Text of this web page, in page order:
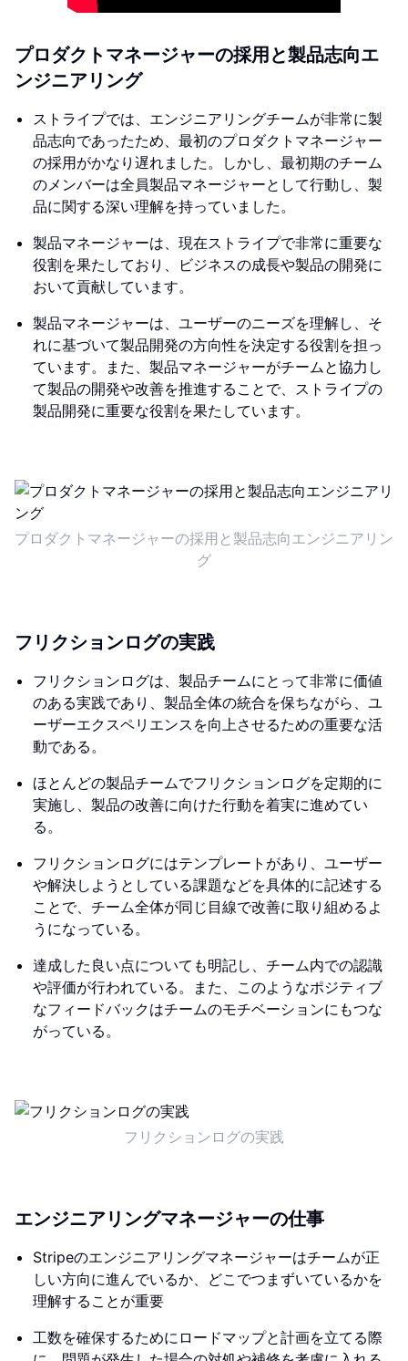
プロダクトマネージャーの採用と製品志向エ
ンジニアリング
ストライプでは、エンジニアリングチームが非常に製
品志向であったため、最初のプロダクトマネージャー
の採用がかなり遅れました。しかし、最初期のチーム
のメンバーは全員製品マネージャーとして行動し、製
品に関する深い理解を持っていました。
製品マネージャーは、現在ストライプで非常に重要な
役割を果たしており、ビジネスの成長や製品の開発に
おいて貢献しています。
製品マネージャーは、ユーザーのニーズを理解し、そ
れに基づいて製品開発の方向性を決定する役割を担っ
ています。また、製品マネージャーがチームと協力し
て製品の開発や改善を推進することで、ストライプの
製品開発に重要な役割を果たしています。
プロダクトマネージャーの採用と製品志向エンジニアリン
グ
フリクションログの実践
フリクションログは、製品チームにとって非常に価値
のある実践であり、製品全体の統合を保ちながら、ユ
ーザーエクスペリエンスを向上させるための重要な活
動である。
ほとんどの製品チームでフリクションログを定期的に
実施し、製品の改善に向けた行動を着実に進めてい
る。
フリクションログにはテンプレートがあり、ユーザー
や解決しようとしている課題などを具体的に記述する
ことで、チーム全体が同じ目線で改善に取り組めるよ
うになっている。
達成した良い点についても明記し、チーム内での認識
や評価が行われている。また、このようなポジティブ
なフィードバックはチームのモチベーションにもつな
がっている。
フリクションログの実践
エンジニアリングマネージャーの仕事
Stripeのエンジニアリングマネージャーはチームが正
しい方向に進んでいるか、どこでつまずいているかを
理解することが重要
工数を確保するためにロードマップと計画を立てる際